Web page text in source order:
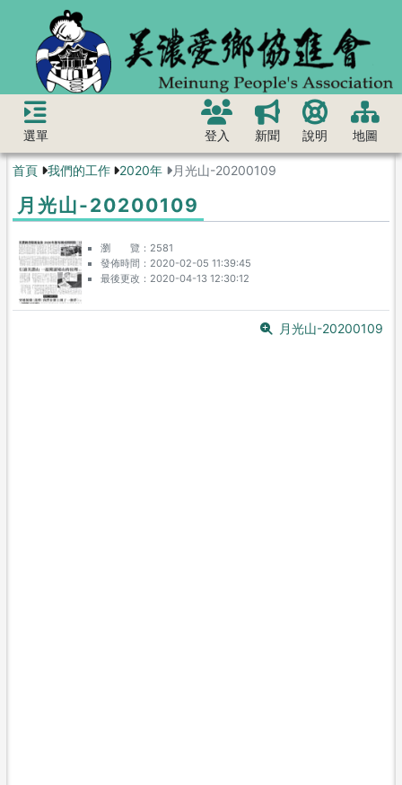
選單 登入 新聞 說明 地圖
首頁 我們的工作 2020年 月光山-20200109
月光山-20200109
瀏 覽
2581
發佈時間
2020-02-05 11:39:45
最後更改
2020-04-13 12:30:12
月光山-20200109